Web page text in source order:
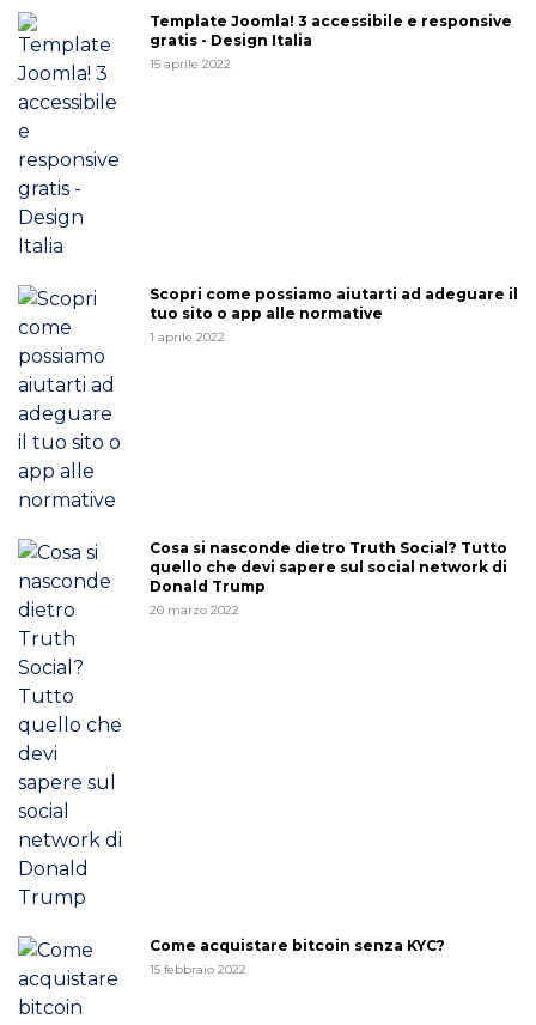
Template Joomla! 3 accessibile e responsive
gratis - Design Italia
15 aprile 2022
Scopri come possiamo aiutarti ad adeguare il
tuo sito o app alle normative
1 aprile 2022
Cosa si nasconde dietro Truth Social? Tutto
quello che devi sapere sul social network di
Donald Trump
20 marzo 2022
Come acquistare bitcoin senza KYC?
15 febbraio 2022